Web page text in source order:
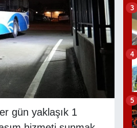
gün yaklaşık 1
3
4
5